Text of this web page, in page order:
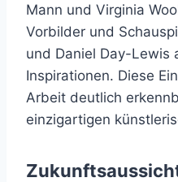
Mann und Virginia
Vorbilder und
und Daniel Day-Lewis
Inspirationen. Diese
Arbeit deutlich
einzigartigen